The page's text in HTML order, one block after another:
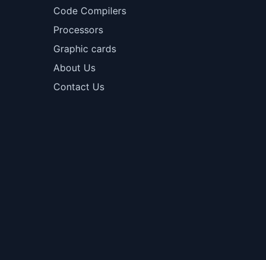
Code Compilers
Processors
Graphic cards
About Us
Contact Us